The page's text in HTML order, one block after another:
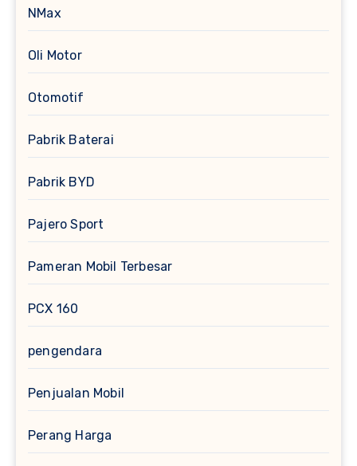
NMax
Oli Motor
Otomotif
Pabrik Baterai
Pabrik BYD
Pajero Sport
Pameran Mobil Terbesar
PCX 160
pengendara
Penjualan Mobil
Perang Harga